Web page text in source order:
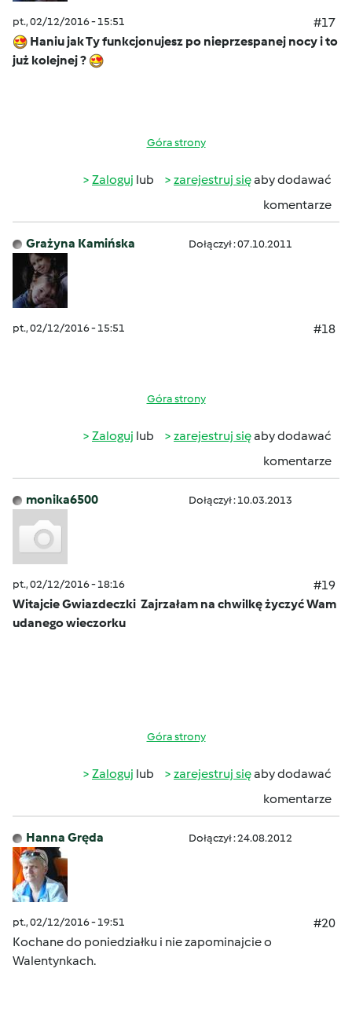
pt., 02/12/2016 - 15:51
#17
Haniu jak Ty funkcjonujesz po nieprzespanej nocy i to
już kolejnej ?
Góra strony
Zaloguj lub zarejestruj sięaby dodawać
komentarze
Grażyna Kamińska Dołączył : 07.10.2011
pt., 02/12/2016 - 15:51 #18
Góra strony
Zaloguj lub zarejestruj sięaby dodawać
komentarze
monika6500 Dołączył : 10.03.2013
pt., 02/12/2016 - 18:16
#19
Witajcie Gwiazdeczki Zajrzałam na chwilkę życzyć Wam
udanego wieczorku
Góra strony
Zaloguj lub zarejestruj sięaby dodawać
komentarze
Hanna Gręda Dołączył : 24.08.2012
pt., 02/12/2016 - 19:51
#20
Kochane do poniedziałku i nie zapominajcie o
Walentynkach.